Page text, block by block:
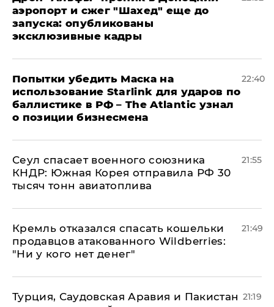
аэропорт и сжег "Шахед" еще до
запуска: опубликованы
эксклюзивные кадры
Попытки убедить Маска на
использование Starlink для ударов по
баллистике в РФ – The Atlantic узнал
о позиции бизнесмена
22:40
​Сеул спасает военного союзника
КНДР: Южная Корея отправила РФ 30
тысяч тонн авиатоплива
21:55
Кремль отказался спасать кошельки
продавцов атакованного Wildberries:
"Ни у кого нет денег"
21:49
Турция, Саудовская Аравия и Пакистан 21:19